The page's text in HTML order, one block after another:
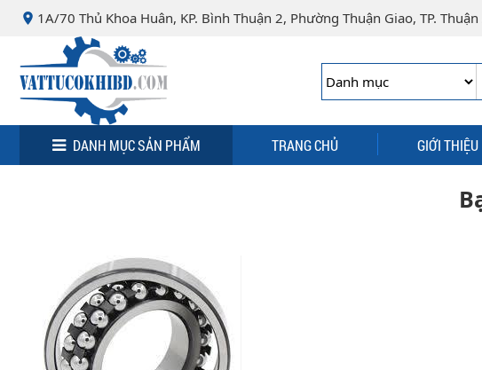
1A/70 Thủ Khoa Huân, KP. Bình Thuận 2, Phường Thuận Giao, TP.
DANH MỤC SẢN PHẨM TRANG CHỦ GIỚI THIỆU
Minh,
0932